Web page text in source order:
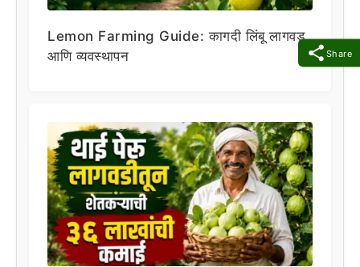
Share
Lemon Farming Guide: कागदी लिंबू लागवड
आणि व्यवस्थापन